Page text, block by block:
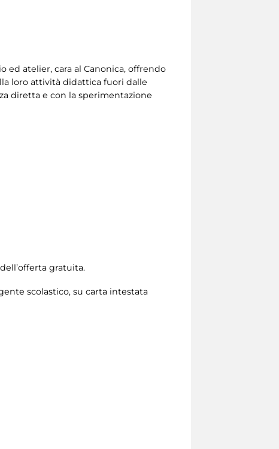
ed atelier, cara al Canonica, offrendo
loro attività didattica fuori dalle
diretta e con la sperimentazione
gratuita.
scolastico, su carta intestata